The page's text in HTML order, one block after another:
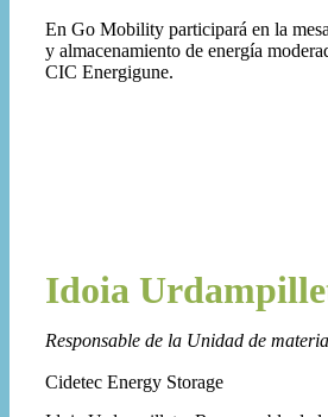
En Go Mobility participará en la
y almacenamiento de energía
CIC Energigune.
Idoia
Responsable de la Unidad de
Cidetec Energy Storage